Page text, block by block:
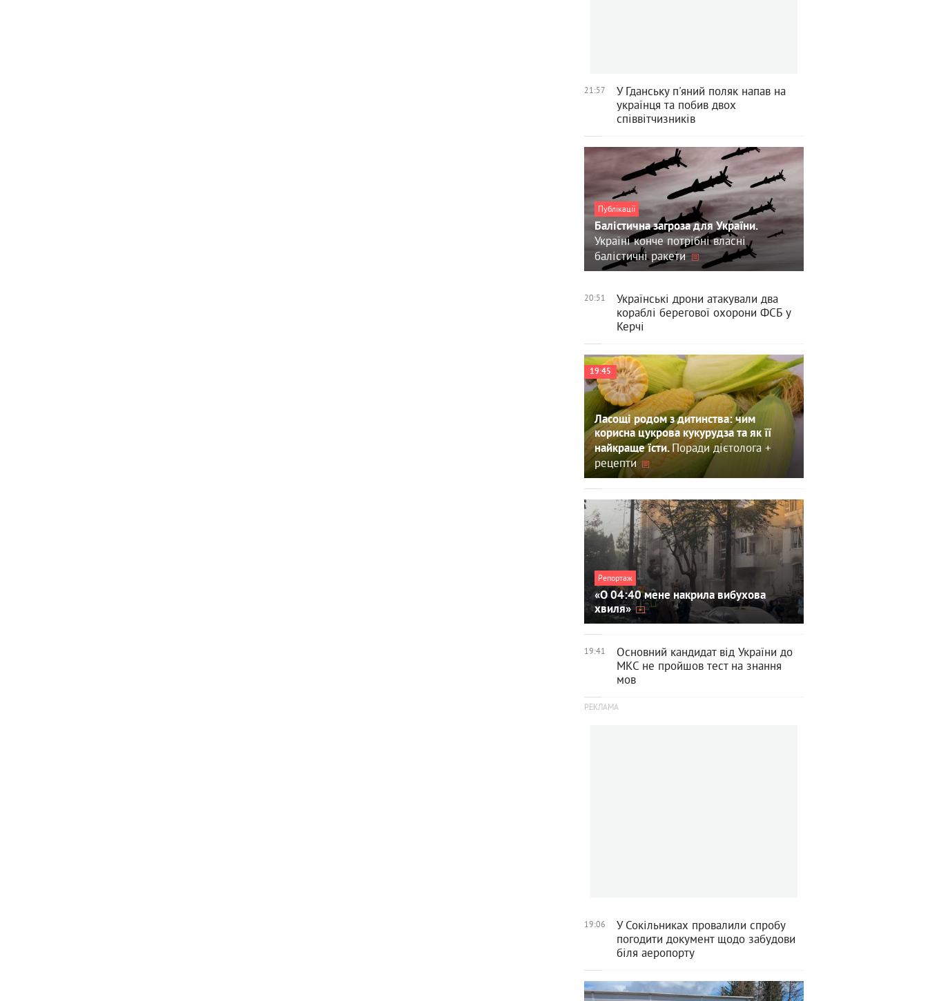
21:57
У Гданську п'яний поляк напав на
українця та побив двох
співвітчизників
Публікації
Балістична загроза для України.
Україні конче потрібні власні
балістичні ракети
20:51
Українські дрони атакували два
кораблі берегової охорони ФСБ у
Керчі
19:45
Ласощі родом з дитинства: чим
корисна цукрова кукурудза та як її
найкраще їсти.Поради дієтолога +
рецепти
Репортаж
«О 04:40 мене накрила вибухова
хвиля»
19:41
Основний кандидат від України до
МКС не пройшов тест на знання
мов
19:06
У Сокільниках провалили спробу
погодити документ щодо забудови
біля аеропорту